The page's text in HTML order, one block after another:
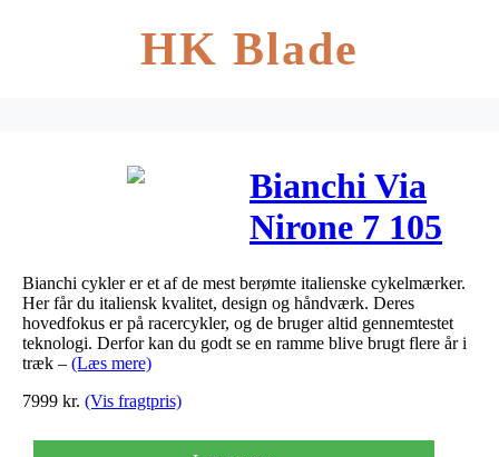
HK Blade
Bianchi Via
Nirone 7 105
22g 2019 –
Celeste
Bianchi cykler er et af de mest berømte italienske cykelmærker.
Her får du italiensk kvalitet, design og håndværk. Deres
hovedfokus er på racercykler, og de bruger altid gennemtestet
teknologi. Derfor kan du godt se en ramme blive brugt flere år i
træk – (Læs mere)
7999 kr. (Vis fragtpris)